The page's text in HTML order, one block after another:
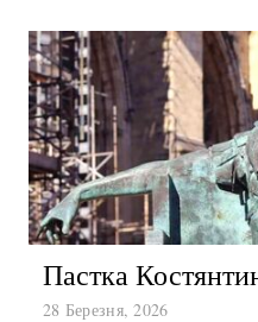
Пастка
28 Березня, 2026